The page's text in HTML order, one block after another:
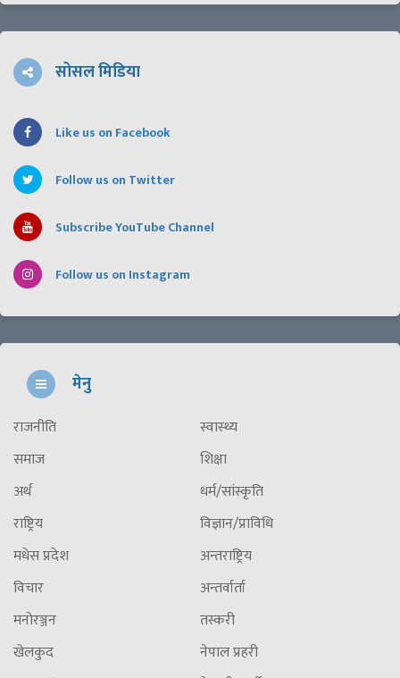
सोसल मिडिया
Like us on Facebook
Follow us on Twitter
Subscribe YouTube Channel
Follow us on Instagram
मेनु
राजनीति
समाज
अर्थ
राष्ट्रिय
मधेस प्रदेश
विचार
मनोरञ्जन
खेलकुद
स्वास्थ्य
शिक्षा
धर्म/सांस्कृति
विज्ञान/प्राविधि
अन्तराष्ट्रिय
अन्तर्वार्ता
तस्करी
नेपाल प्रहरी